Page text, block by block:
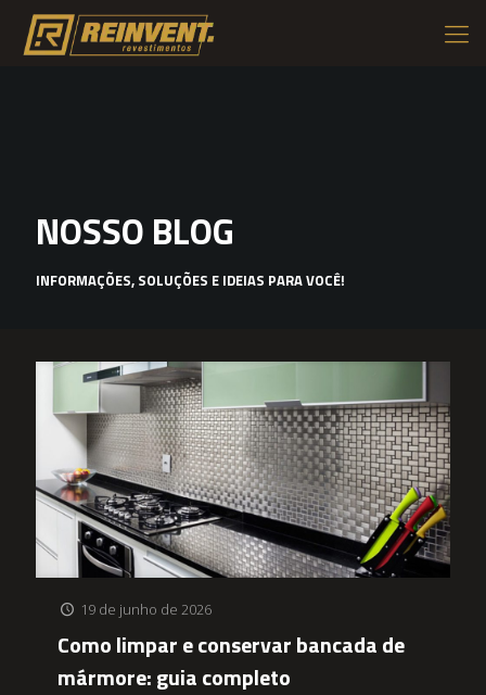
NOSSO BLOG
INFORMAÇÕES, SOLUÇÕES E IDEIAS PARA VOCÊ!
19 de junho de 2026
Como limpar e conservar bancada de
mármore: guia completo